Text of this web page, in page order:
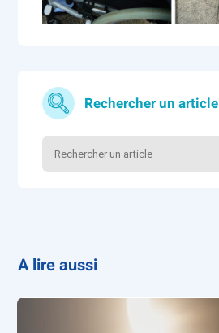
Rechercher un article
A lire aussi